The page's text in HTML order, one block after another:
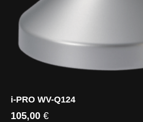
i-PRO WV-Q124
105,00€